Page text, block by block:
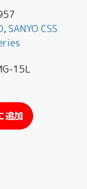
,SANYO CSS
15L
追加